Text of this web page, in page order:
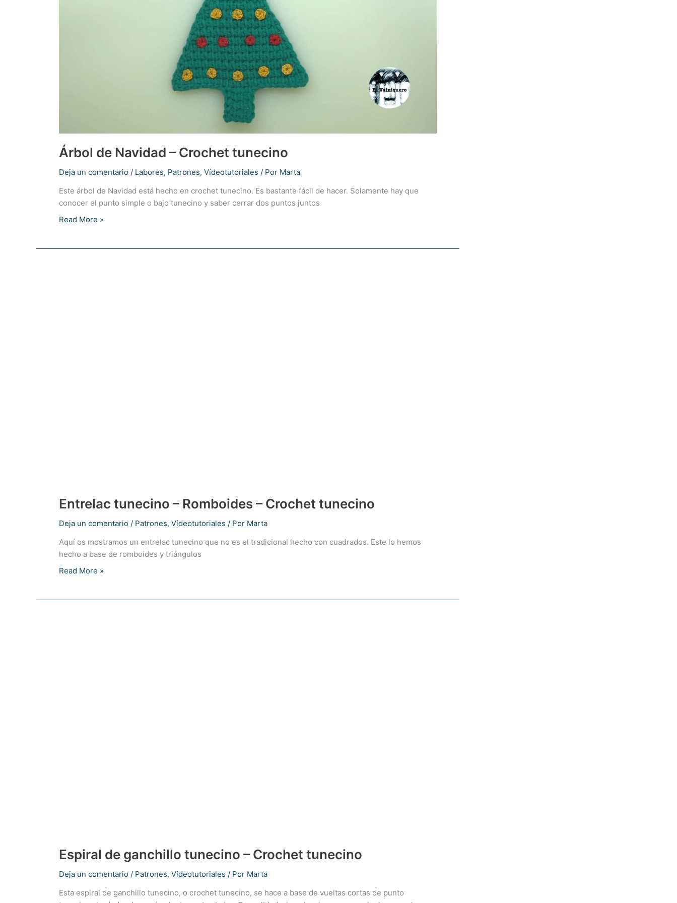
Árbol de Navidad – Crochet tunecino
Deja un comentario / Labores, Patrones, Vídeotutoriales / Por Marta
Este árbol de Navidad está hecho en crochet tunecino. Es bastante fácil de hacer. Solamente hay que
conocer el punto simple o bajo tunecino y saber cerrar dos puntos juntos
Árbol
Read More »
Entrelac tunecino – Romboides – Crochet tunecino
Deja un comentario / Patrones, Vídeotutoriales / Por Marta
Aquí os mostramos un entrelac tunecino que no es el tradicional hecho con cuadrados. Este lo hemos
hecho a base de romboides y triángulos
Entrelac
Read More »
Espiral de ganchillo tunecino – Crochet tunecino
Deja un comentario / Patrones, Vídeotutoriales / Por Marta
Esta espiral de ganchillo tunecino, o crochet tunecino, se hace a base de vueltas cortas de punto